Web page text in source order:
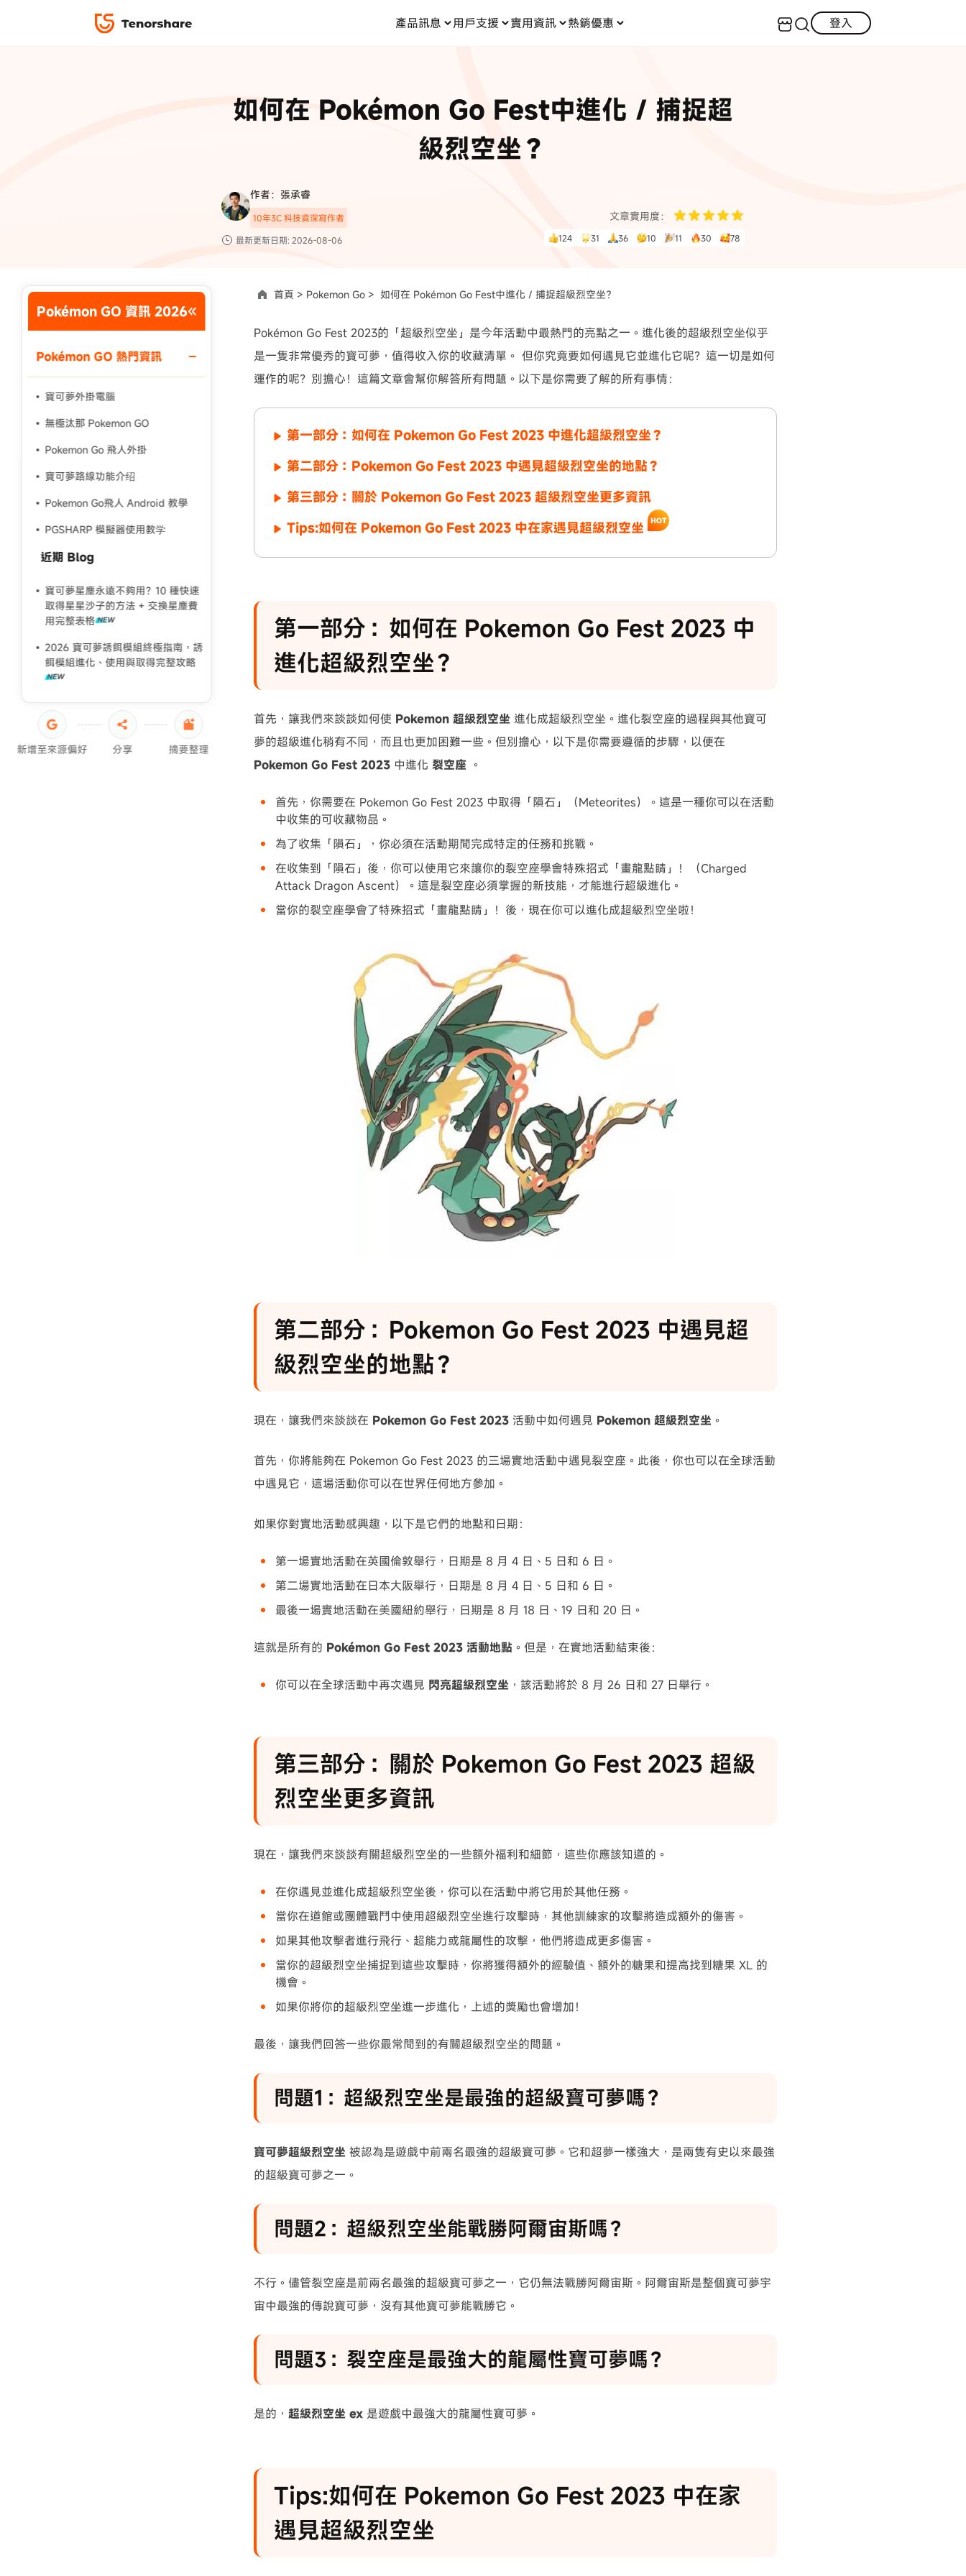
產品訊息
4DDiG Win 資料救援
4DDiG Mac 資料救援
新版本
UltData LINE 數據恢復
UltData WhatsApp 數據恢復
·三星手機螢幕黑屏
用戶支援 實用資訊
·iPhone 照片備份到外接硬碟 ·Pokemo GO Plus 無法配對
·大家報寶貝
·寶可夢自動抓寶
為您提供最豐富的教學影片
人像修圖 AI 資訊
為您提供最實用的數位教學
熱銷優惠
暢遊全球！
限時 5 折優惠，立即入手！
複製折扣碼
前往搶購
使用說明：以上折扣碼僅用於 iAnyGo 終身方案,加購後即可使用！
登入
如何在 Pokémon Go Fest中進化 / 捕捉超
級烈空坐？
作者：張承睿
10年3C 科技資深寫作者
最新更新日期: 2026-08-06
文章實用度：
124 31 36 10 11 30 78
Pokémon GO 資訊 2026
Pokémon GO 熱門資訊
寶可夢外掛電腦
無極汰那 Pokemon GO
Pokemon Go 飛人外掛
寶可夢路線功能介绍
Pokemon Go飛人 Android 教學
PGSHARP 模擬器使用教学
近期 Blog
寶可夢星塵永遠不夠用？10 種快速
取得星星沙子的方法 + 交換星塵費
用完整表格
2026 寶可夢誘餌模組終極指南，誘
餌模組進化、使用與取得完整攻略
新增至來源偏好 分享 摘要整理
首頁 > Pokemon Go > 如何在 Pokémon Go Fest中進化 / 捕捉超級烈空坐？
Pokémon Go Fest 2023的「超級烈空坐」是今年活動中最熱門的亮點之一。進化後的超級烈空坐似乎
是一隻非常優秀的寶可夢，值得收入你的收藏清單。 但你究竟要如何遇見它並進化它呢？這一切是如何
運作的呢？別擔心！這篇文章會幫你解答所有問題。以下是你需要了解的所有事情：
第一部分：如何在 Pokemon Go Fest 2023 中進化超級烈空坐？
第二部分：Pokemon Go Fest 2023 中遇見超級烈空坐的地點？
第三部分：關於 Pokemon Go Fest 2023 超級烈空坐更多資訊
Tips:如何在 Pokemon Go Fest 2023 中在家遇見超級烈空坐
第一部分：如何在 Pokemon Go Fest 2023 中
進化超級烈空坐？
首先，讓我們來談談如何使 Pokemon 超級烈空坐 進化成超級烈空坐。進化裂空座的過程與其他寶可
夢的超級進化稍有不同，而且也更加困難一些。但別擔心，以下是你需要遵循的步驟，以便在
Pokemon Go Fest 2023 中進化 裂空座 。
首先，你需要在 Pokemon Go Fest 2023 中取得「隕石」（Meteorites）。這是一種你可以在活動
中收集的可收藏物品。
為了收集「隕石」，你必須在活動期間完成特定的任務和挑戰。
在收集到「隕石」後，你可以使用它來讓你的裂空座學會特殊招式「畫龍點睛」！（Charged
Attack Dragon Ascent）。這是裂空座必須掌握的新技能，才能進行超級進化。
當你的裂空座學會了特殊招式「畫龍點睛」！後，現在你可以進化成超級烈空坐啦！
第二部分：Pokemon Go Fest 2023 中遇見超
級烈空坐的地點？
現在，讓我們來談談在 Pokemon Go Fest 2023 活動中如何遇見 Pokemon 超級烈空坐 。
首先，你將能夠在 Pokemon Go Fest 2023 的三場實地活動中遇見裂空座。此後，你也可以在全球活動
中遇見它，這場活動你可以在世界任何地方參加。
如果你對實地活動感興趣，以下是它們的地點和日期：
第一場實地活動在英國倫敦舉行，日期是 8 月 4 日、5 日和 6 日。
第二場實地活動在日本大阪舉行，日期是 8 月 4 日、5 日和 6 日。
最後一場實地活動在美國紐約舉行，日期是 8 月 18 日、19 日和 20 日。
這就是所有的 Pokémon Go Fest 2023 活動地點 。但是，在實地活動結束後：
你可以在全球活動中再次遇見 閃亮超級烈空坐 ，該活動將於 8 月 26 日和 27 日舉行。
第三部分：關於 Pokemon Go Fest 2023 超級
烈空坐更多資訊
現在，讓我們來談談有關超級烈空坐的一些額外福利和細節，這些你應該知道的。
在你遇見並進化成超級烈空坐後，你可以在活動中將它用於其他任務。
當你在道館或團體戰鬥中使用超級烈空坐進行攻擊時，其他訓練家的攻擊將造成額外的傷害。
如果其他攻擊者進行飛行、超能力或龍屬性的攻擊，他們將造成更多傷害。
當你的超級烈空坐捕捉到這些攻擊時，你將獲得額外的經驗值、額外的糖果和提高找到糖果 XL 的
機會。
如果你將你的超級烈空坐進一步進化，上述的獎勵也會增加！
最後，讓我們回答一些你最常問到的有關超級烈空坐的問題。
問題1：超級烈空坐是最強的超級寶可夢嗎？
寶可夢超級烈空坐 被認為是遊戲中前兩名最強的超級寶可夢。它和超夢一樣強大，是兩隻有史以來最強
的超級寶可夢之一。
問題2：超級烈空坐能戰勝阿爾宙斯嗎？
不行。儘管裂空座是前兩名最強的超級寶可夢之一，它仍無法戰勝阿爾宙斯。阿爾宙斯是整個寶可夢宇
宙中最強的傳說寶可夢，沒有其他寶可夢能戰勝它。
問題3：裂空座是最強大的龍屬性寶可夢嗎？
是的， 超級烈空坐 ex 是遊戲中最強大的龍屬性寶可夢。
Tips:如何在 Pokemon Go Fest 2023 中在家
遇見超級烈空坐